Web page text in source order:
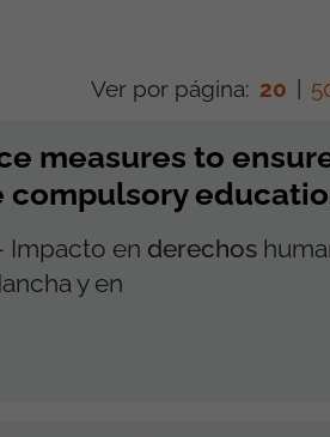
Ver por página: 20
measures to
Impacto en derechos
y en